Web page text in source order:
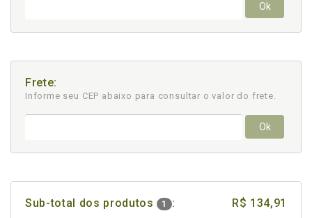
Ok
Frete:
Informe seu CEP abaixo para consultar o valor do frete.
Ok
Sub-total dos produtos 1 : R$ 134,91